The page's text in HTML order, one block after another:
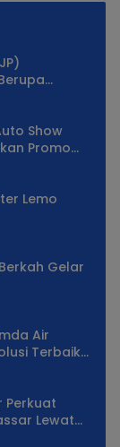
Show
Promo
Lemo
Gelar
Air
Terbaik
Perkuat
Lewat